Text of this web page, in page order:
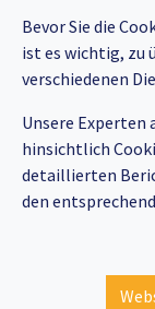
Bevor Sie die
ist es wichtig, zu
verschiedenen
Unsere Experten
hinsichtlich
detaillierten
den